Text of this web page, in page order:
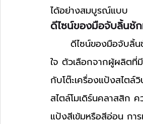
ได้อย่างสมบูรณ์แบบ
ดีไซน์ของมือจับลิ้นชัก
ดีไซน์ของมือจับลิ้น
ใจ ตัวเลือกจากผู้ผลิตที่
กับโต๊ะเครื่องแป้งสไตล์
สไตล์โมเดิร์นคลาสสิก ค
แป้งสีเข้มหรือสีอ่อน กา